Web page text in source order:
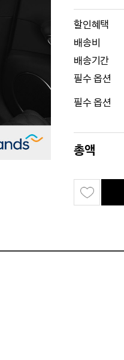
할인혜택
배송비
배송기간
필수 옵션
필수 옵션
총액